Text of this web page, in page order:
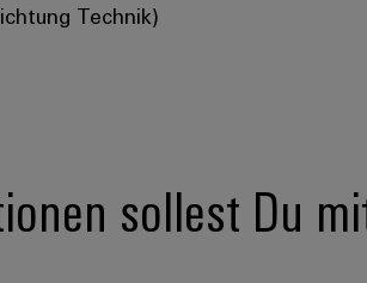
Technik)
sollest Du